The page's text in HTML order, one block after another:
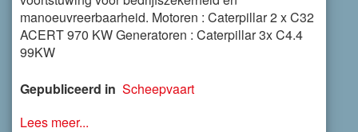
manoeuvreerbaarheid. Motoren : Caterpillar 2 x C32
ACERT 970 KW Generatoren : Caterpillar 3x C4.4
99KW
Gepubliceerd in Scheepvaart
Lees meer...